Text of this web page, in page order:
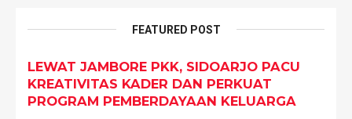
FEATURED POST
LEWAT JAMBORE PKK, SIDOARJO PACU
KREATIVITAS KADER DAN PERKUAT
PROGRAM PEMBERDAYAAN KELUARGA